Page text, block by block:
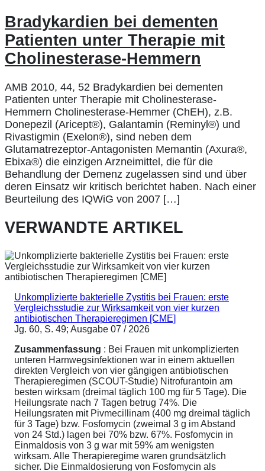
Bradykardien bei dementen
Patienten unter Therapie mit
Cholinesterase-Hemmern
AMB 2010, 44, 52 Bradykardien bei dementen
Patienten unter Therapie mit Cholinesterase-
Hemmern Cholinesterase-Hemmer (ChEH), z.B.
Donepezil (Aricept®), Galantamin (Reminyl®) und
Rivastigmin (Exelon®), sind neben dem
Glutamatrezeptor-Antagonisten Memantin (Axura®,
Ebixa®) die einzigen Arzneimittel, die für die
Behandlung der Demenz zugelassen sind und über
deren Einsatz wir kritisch berichtet haben. Nach einer
Beurteilung des IQWiG von 2007 […]
VERWANDTE ARTIKEL
Unkomplizierte bakterielle Zystitis bei Frauen: erste
Vergleichsstudie zur Wirksamkeit von vier kurzen
antibiotischen Therapieregimen [CME]
Jg. 60, S. 49; Ausgabe 07 / 2026
Zusammenfassung : Bei Frauen mit unkomplizierten
unteren Harnwegsinfektionen war in einem aktuellen
direkten Vergleich von vier gängigen antibiotischen
Therapieregimen (SCOUT-Studie) Nitrofurantoin am
besten wirksam (dreimal täglich 100 mg für 5 Tage). Die
Heilungsrate nach 7 Tagen betrug 74%. Die
Heilungsraten mit Pivmecillinam (400 mg dreimal täglich
für 3 Tage) bzw. Fosfomycin (zweimal 3 g im Abstand
von 24 Std.) lagen bei 70% bzw. 67%. Fosfomycin in
Einmaldosis von 3 g war mit 59% am wenigsten
wirksam. Alle Therapieregime waren grundsätzlich
sicher. Die Einmaldosierung von Fosfomycin als